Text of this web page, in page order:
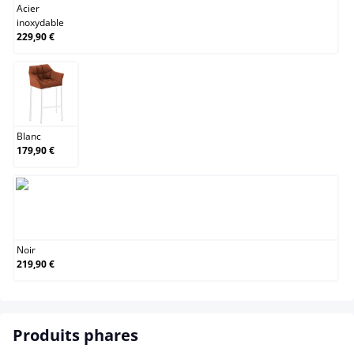
Acier
inoxydable
229,90 €
Blanc
Blanc
179,90 €
Noir
219,90 €
Produits phares